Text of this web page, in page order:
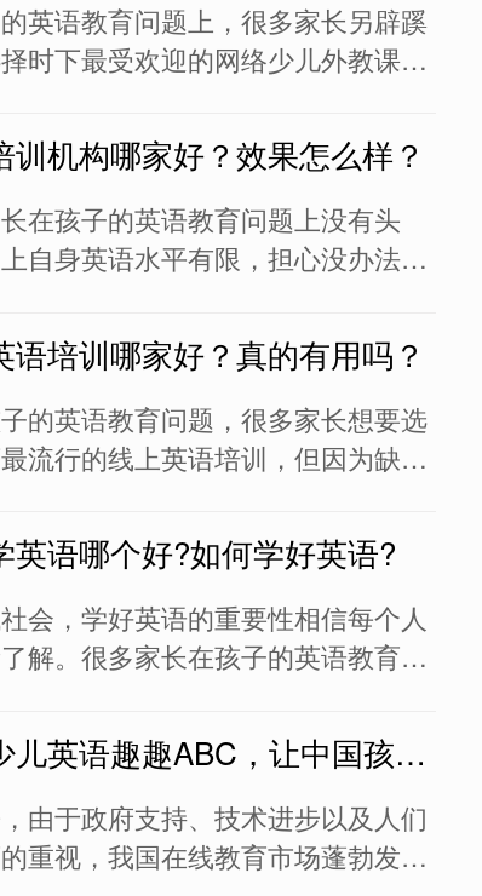
难以分清哪个好。为了让孩子接受
系...
英语教育问题上，很多家长另辟蹊
时下最受欢迎的网络少儿外教课
导。跟着外教学英语，孩子的听说
得到充分的锻炼，通过模仿和对话
够养成正确的发音习惯，提高英语
准度...
训机构哪家好？效果怎么样？
在孩子的英语教育问题上没有头
自身英语水平有限，担心没办法把
发言权，还能提供优越的师资条
子在专业人士的指导下进行系统的
。因为庞大的学习需求，少儿英语
的竞争...
语培训哪家好？真的有用吗？
的英语教育问题，很多家长想要选
流行的线上英语培训，但因为缺乏
果，也浪费时间和金钱。随着学习
断增加，越来越多的英语教育品牌
，教学质量的也不齐，需要家长擦
冷...
英语哪个好?如何学好英语?
会，学好英语的重要性相信每个人
解。很多家长在孩子的英语教育问
线下的外教资源无论在数量还是质量
强人意。为此，不少家长将目光转
最为流行的线上英语课程。线上学
不...
在线少儿英语趣趣ABC，让中国孩子体验全球优质教育资源
由于政府支持、技术进步以及人们
重视，我国在线教育市场蓬勃发